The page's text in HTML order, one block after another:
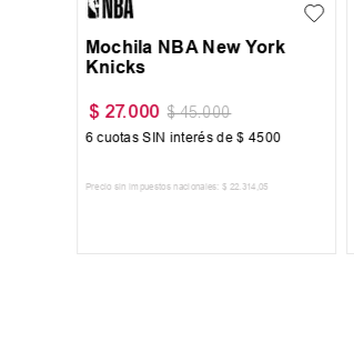
Mochila NBA New York
Knicks
$ 27.000 $ 45.000
6 cuotas SIN interés de$ 4500
Precio sin impuestos nacionales: $ 22.314 ,05